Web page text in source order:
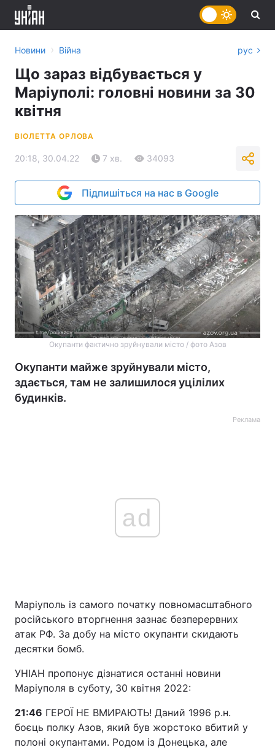
Головна Війна
Україна Політика
Спорт Наука
Техно і зв'язок Лайт
Зброя Інциденти
Новини › Війна рус
Що зараз відбувається у
Маріуполі: головні новини за 30
квітня
ВІОЛЕТТА ОРЛОВА
20:18, 30.04.22 7 хв. 34093
Підпишіться на нас в Google
Окупанти фактично зруйнували місто / фото Азов
Окупанти майже зруйнували місто,
здається, там не залишилося уцілілих
будинків.
Реклама
ad
Маріуполь із самого початку повномасштабного
російського вторгнення зазнає безперервних
атак РФ. За добу на місто окупанти скидають
десятки бомб.
УНІАН пропонує дізнатися останні новини
Маріуполя в суботу, 30 квітня 2022:
21:46 ГЕРОЇ НЕ ВМИРАЮТЬ! Даний 1996 р.н.
боєць полку Азов, який був жорстоко вбитий у
полоні окупантами. Родом із Донецька, але